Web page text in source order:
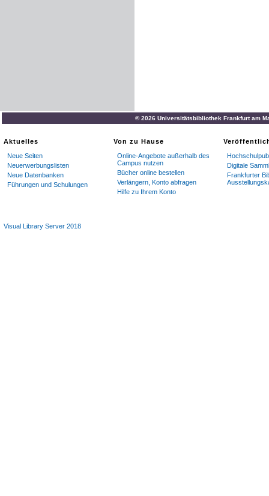
© 2026 Universitätsbibliothek Frankfurt am
Aktuelles
Neue Seiten
Neuerwerbungslisten
Neue Datenbanken
Führungen und Schulungen
Von zu Hause
Online-Angebote außerhalb des
Campus nutzen
Bücher online bestellen
Verlängern, Konto abfragen
Hilfe zu Ihrem Konto
Digitale
Frankfurter
Visual Library Server 2018